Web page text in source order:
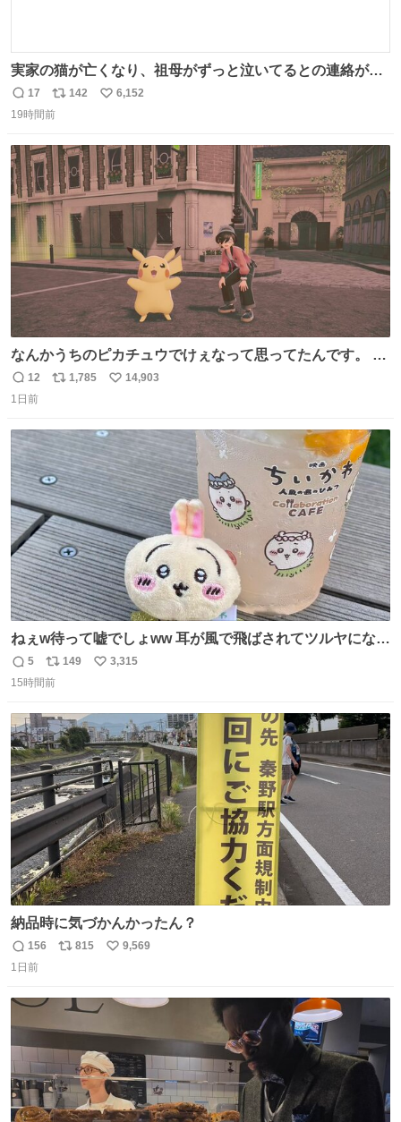
実家の猫が亡くなり、祖母がずっと泣いてるとの連絡があ
りました… 西日本豪雨の時、家族が避難する中1匹で2階に
残り、怖い思いをして頑張った子だった😢私の家族を支え
返
信
17
リ
ポ
ト
数
142
い
数
6,152
19時間前
なんかうちのピカチュウでけぇなって思ってたんです。 そ
れでね、ライチュウにしたら普通のライチュウと変わらな
いサイズになるよなって思ったんですよ。これは名案だな
いでかいライチュウに。
返
信
12
リ
数
1,785
い
数
14,903
1日前
ねぇw待って嘘でしょww 耳が風で飛ばされてツルヤになっ
ちゃった🤭🌬️
返
信
5
リ
ポ
ト
数
149
い
数
3,315
15時間前
納品時に気づかんかったん？
返
信
156
リ
ト
数
815
い
9,569
1日前